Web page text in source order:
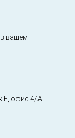
вашем
Е, офис 4/А